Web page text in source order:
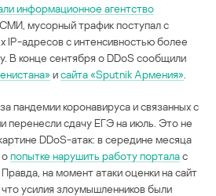
информационное агентство
мусорный трафик поступал с
IP-адресов с интенсивностью более
В конце сентября о DDoS сообщили
исайта «Sputnik Армения»
пандемии коронавируса и связанных с
перенесли сдачу ЕГЭ на июль. Это не
DDoS-атак: в середине месяца
попытке нарушить работу порталас
на момент атаки оценки на сайт
что усилия злоумышленников были